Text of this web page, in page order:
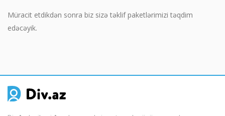
Müracit etdikdən sonra biz sizə təklif paketlərimizi təqdim
edəcəyik.